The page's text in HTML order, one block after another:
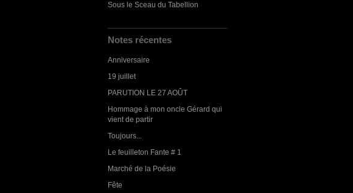
Sous le Sceau du Tabellion
Notes récentes
Anniversaire
19 juillet
PARUTION LE 27 AOÛT
Hommage à mon oncle Gérard qui
vient de partir
Toujours...
Le feuilleton Fante # 1
Marché de la Poésie
Fête